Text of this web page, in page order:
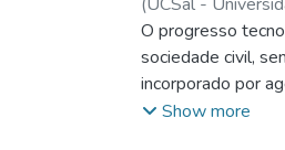
2026-06-14)
Nascimento do ;
(Orient.);Requião,
Comandaroba
O progresso
sociedade civil,
incorporado por
prática de
Show more